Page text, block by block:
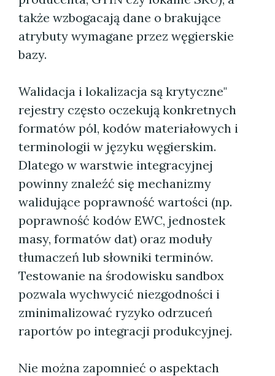
także wzbogacają dane o brakujące
atrybuty wymagane przez węgierskie
bazy.
Walidacja i lokalizacja są krytyczne"
rejestry często oczekują konkretnych
formatów pól, kodów materiałowych i
terminologii w języku węgierskim.
Dlatego w warstwie integracyjnej
powinny znaleźć się mechanizmy
walidujące poprawność wartości (np.
poprawność kodów EWC, jednostek
masy, formatów dat) oraz moduły
tłumaczeń lub słowniki terminów.
Testowanie na środowisku sandbox
pozwala wychwycić niezgodności i
zminimalizować ryzyko odrzuceń
raportów po integracji produkcyjnej.
Nie można zapomnieć o aspektach